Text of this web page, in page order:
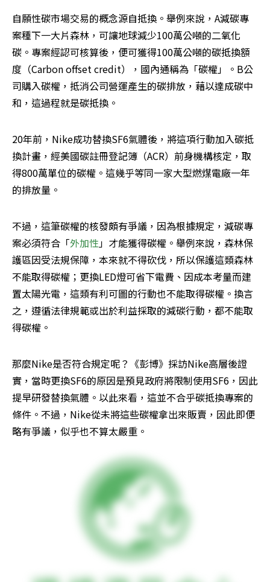
自願性碳市場交易的概念源自抵換。舉例來說，A減碳專
案種下一大片森林，可讓地球減少100萬公噸的二氧化
碳。專案經認可核算後，便可獲得100萬公噸的碳抵換額
度（Carbon offset credit），國內通稱為「碳權」。B公
司購入碳權，抵消公司營運產生的碳排放，藉以達成碳中
和，這過程就是碳抵換。
20年前，Nike成功替換SF6氣體後，將這項行動加入碳抵
換計畫，經美國碳註冊登記簿（ACR）前身機構核定，取
得800萬單位的碳權。這幾乎等同一家大型燃煤電廠一年
的排放量。
不過，這筆碳權的核發頗有爭議，因為根據規定，減碳專
案必須符合「外加性 」才能獲得碳權。舉例來說，森林保
護區因受法規保障，本來就不得砍伐，所以保護這類森林
不能取得碳權；更換LED燈可省下電費、因成本考量而建
置太陽光電，這類有利可圖的行動也不能取得碳權。換言
之，遵循法律規範或出於利益採取的減碳行動，都不能取
得碳權。
那麼Nike是否符合規定呢？《彭博》採訪Nike高層後證
實，當時更換SF6的原因是預見政府將限制使用SF6，因此
提早研發替換氣體。以此來看，這並不合乎碳抵換專案的
條件。不過，Nike從未將這些碳權拿出來販賣，因此即便
略有爭議，似乎也不算太嚴重。